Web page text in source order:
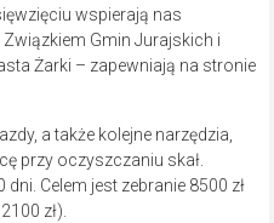
wspierają nas
Gmin Jurajskich i
Żarki – zapewniają na stronie
a także kolejne narzędzia,
przy oczyszczaniu skał.
Celem jest zebranie 8500 zł
zł).